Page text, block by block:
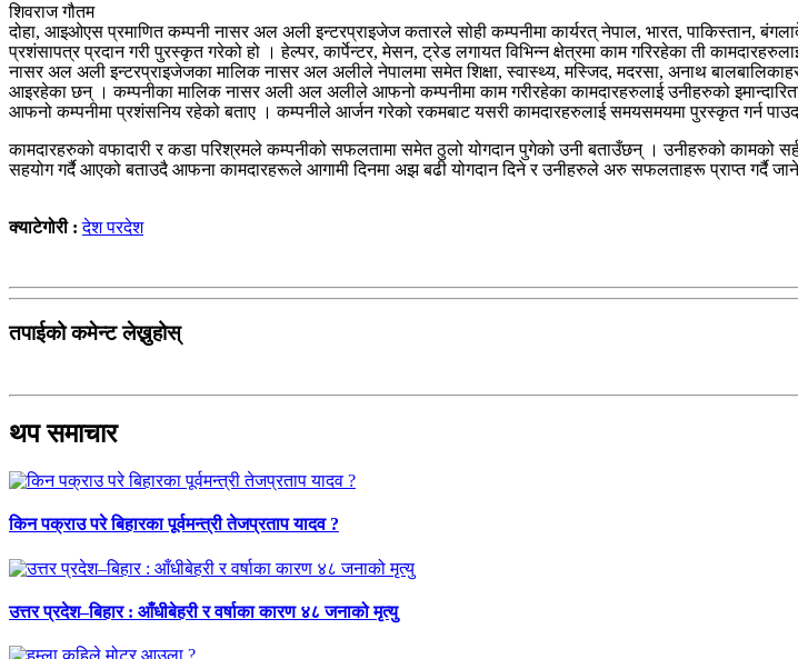
शिवराज गौतम
दोहा, आइओएस प्रमाणित कम्पनी नासर अल अली इन्टरप्राइजेज कतारले सोही कम्पनीमा कार्यरत् नेपाल, भारत, पाकिस्तान,
प्रशंसापत्र प्रदान गरी पुरस्कृत गरेको हो । हेल्पर, कार्पेन्टर, मेसन, ट्रेड लगायत विभिन्न क्षेत्रमा काम गरिरहेका ती
नासर अल अली इन्टरप्राइजेजका मालिक नासर अल अलीले नेपालमा समेत शिक्षा, स्वास्थ्य, मस्जिद, मदरसा, अनाथ
आइरहेका छन् । कम्पनीका मालिक नासर अली अल अलीले आफनो कम्पनीमा काम गरीरहेका कामदारहरुलाई उनीहरुको
आफनो कम्पनीमा प्रशंसनिय रहेको बताए । कम्पनीले आर्जन गरेको रकमबाट यसरी कामदारहरुलाई समयसमयमा पुरस्कृत गर्न पाउदा
कामदारहरुको वफादारी र कडा परिश्रमले कम्पनीको सफलतामा समेत ठुलो योगदान पुगेको उनी बताउँछन् । उनीहरुको कामको
सहयोग गर्दै आएको बताउदै आफना कामदारहरूले आगामी दिनमा अझ बढी योगदान दिने र उनीहरुले अरु सफलताहरू प्राप्त गर्दै
क्याटेगोरी :देश परदेश
तपाईको कमेन्ट लेख्नुहोस्
थप समाचार
किन पक्राउ परे बिहारका पूर्वमन्त्री तेजप्रताप यादव ?
उत्तर प्रदेश–बिहार : आँधीबेहरी र वर्षाका कारण ४८ जनाको मृत्यु